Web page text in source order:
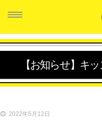
スタッフ紹介
【お知らせ】キ
2022年5月12日